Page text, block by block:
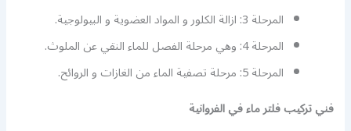
المرحلة 3: ازالة الكلور و المواد العضوية و البيولوجية.
المرحلة 4: وهي مرحلة الفصل للماء النقي عن الملوث.
المرحلة 5: مرحلة تصفية الماء من الغازات و الروائح.
فني تركيب فلتر ماء في الفروانية